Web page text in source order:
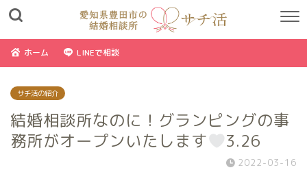
ホーム LINEで相談
サチ活の紹介
結婚相談所なのに！グランピングの事
務所がオープンいたします
3.26
2022-03-16